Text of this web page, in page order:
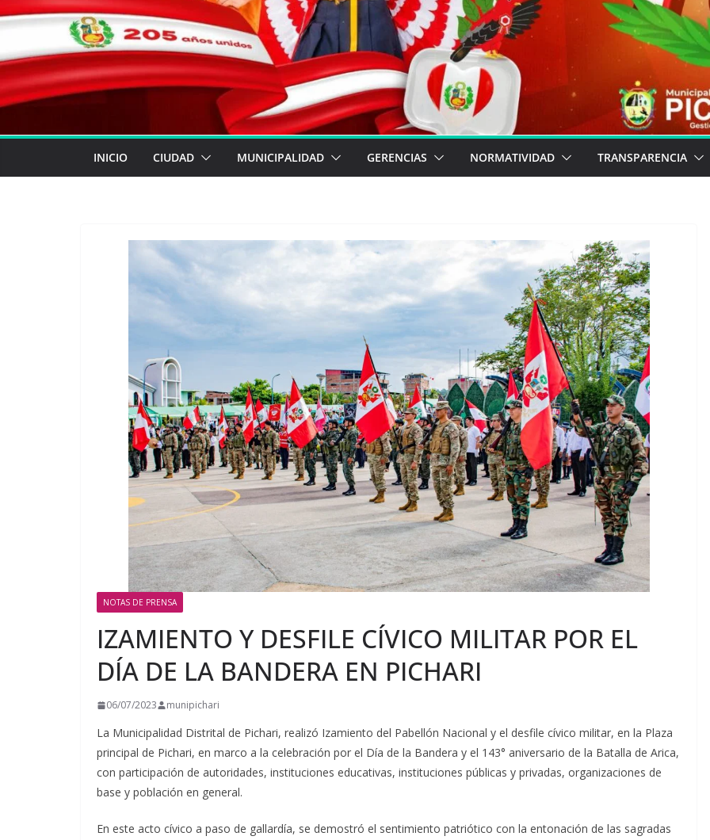
INICIO CIUDAD MUNICIPALIDAD GERENCIAS NORMATIVIDAD TRANSPARENCIA
NOTAS DE PRENSA
IZAMIENTO Y DESFILE CÍVICO MILITAR POR EL
DÍA DE LA BANDERA EN PICHARI
06/07/2023 munipichari
La Municipalidad Distrital de Pichari, realizó Izamiento del Pabellón Nacional y el desfile cívico militar, en la Plaza
principal de Pichari, en marco a la celebración por el Día de la Bandera y el 143° aniversario de la Batalla de Arica,
con participación de autoridades, instituciones educativas, instituciones públicas y privadas, organizaciones de
base y población en general.
En este acto cívico a paso de gallardía, se demostró el sentimiento patriótico con la entonación de las sagradas